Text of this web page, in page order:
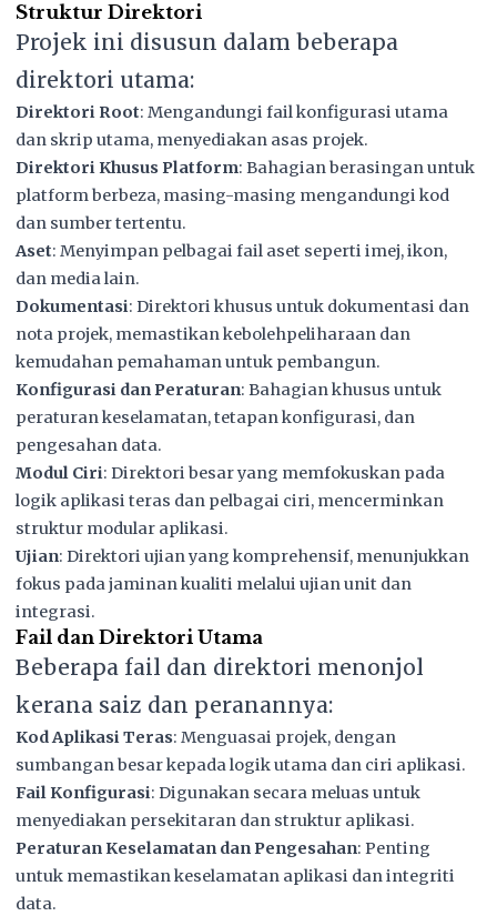
Struktur Direktori
Projek ini disusun dalam beberapa
direktori utama:
Direktori Root: Mengandungi fail konfigurasi utama
dan skrip utama, menyediakan asas projek.
Direktori Khusus Platform: Bahagian berasingan untuk
platform berbeza, masing-masing mengandungi kod
dan sumber tertentu.
Aset: Menyimpan pelbagai fail aset seperti imej, ikon,
dan media lain.
Dokumentasi: Direktori khusus untuk dokumentasi dan
nota projek, memastikan kebolehpeliharaan dan
kemudahan pemahaman untuk pembangun.
Konfigurasi dan Peraturan: Bahagian khusus untuk
peraturan keselamatan, tetapan konfigurasi, dan
pengesahan data.
Modul Ciri: Direktori besar yang memfokuskan pada
logik aplikasi teras dan pelbagai ciri, mencerminkan
struktur modular aplikasi.
Ujian: Direktori ujian yang komprehensif, menunjukkan
fokus pada jaminan kualiti melalui ujian unit dan
integrasi.
Fail dan Direktori Utama
Beberapa fail dan direktori menonjol
kerana saiz dan peranannya:
Kod Aplikasi Teras: Menguasai projek, dengan
sumbangan besar kepada logik utama dan ciri aplikasi.
Fail Konfigurasi: Digunakan secara meluas untuk
menyediakan persekitaran dan struktur aplikasi.
Peraturan Keselamatan dan Pengesahan: Penting
untuk memastikan keselamatan aplikasi dan integriti
data.